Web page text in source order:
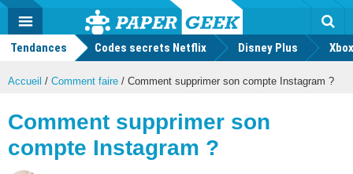
Actu
geek
MENU
Tendances Codes secrets Netflix Disney Plus
Accueil / Comment faire / Comment supprimer son compte Instagram ?
Comment supprimer son
compte Instagram ?
Mode
FacebookTwitter Youtube